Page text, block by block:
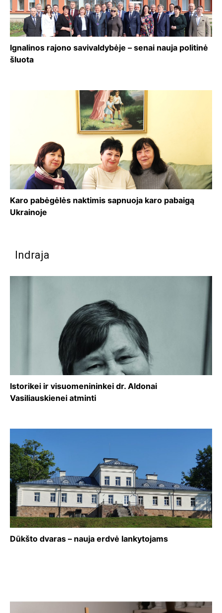
Ignalinos rajono savivaldybėje – senai nauja politinė
šluota
Karo pabėgėlės naktimis sapnuoja karo pabaigą
Ukrainoje
Indraja
Istorikei ir visuomenininkei dr. Aldonai
Vasiliauskienei atminti
Dūkšto dvaras – nauja erdvė lankytojams